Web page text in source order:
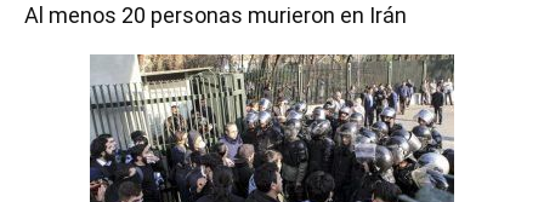
Al menos 20 personas murieron en Irán